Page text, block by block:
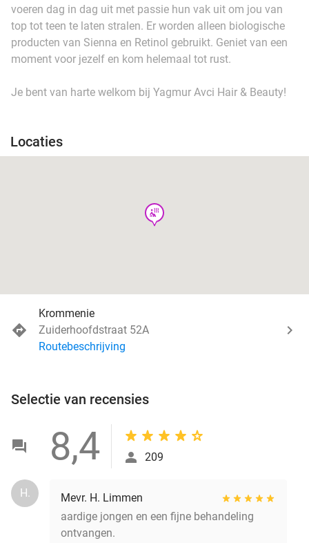
voeren dag in dag uit met passie hun vak uit om jou van
top tot teen te laten stralen. Er worden alleen biologische
producten van Sienna en Retinol gebruikt. Geniet van een
moment voor jezelf en kom helemaal tot rust.
Je bent van harte welkom bij Yagmur Avci Hair & Beauty!
Locaties
wellness
Krommenie
Zuiderhoofdstraat 52A
Routebeschrijving
Selectie van recensies
8,4 209
H.
Mevr. H. Limmen
aardige jongen en een fijne behandeling
ontvangen.